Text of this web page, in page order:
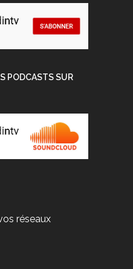
PODCASTS SUR
réseaux